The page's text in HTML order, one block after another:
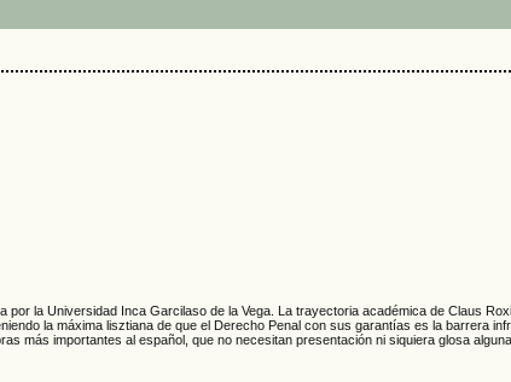
la Universidad Inca Garcilaso de la Vega. La trayectoria académica de Claus
la máxima lisztiana de que el Derecho Penal con sus garantías es la barrera
más importantes al español, que no necesitan presentación ni siquiera glosa alguna.